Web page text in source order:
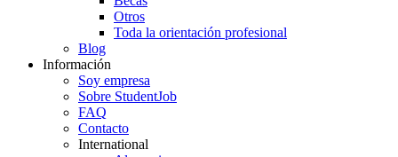
Otros
Toda la orientación profesional
Blog
Información
Soy empresa
Sobre StudentJob
FAQ
Contacto
International